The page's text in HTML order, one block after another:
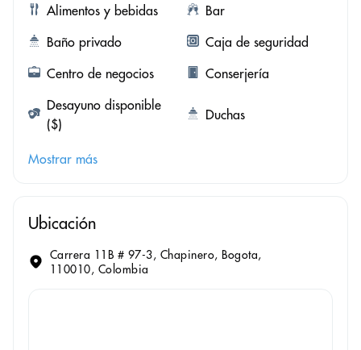
Alimentos y bebidas
Bar
Baño privado
Caja de seguridad
Centro de negocios
Conserjería
Desayuno disponible
($)
Duchas
Mostrar más
Ubicación
Carrera 11B # 97-3, Chapinero, Bogota,
110010, Colombia